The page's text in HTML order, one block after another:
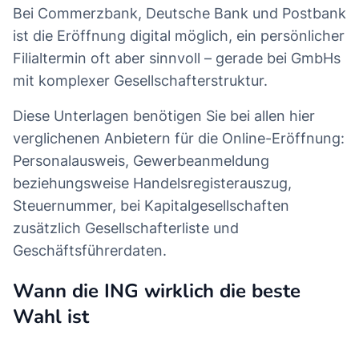
Bei Commerzbank, Deutsche Bank und Postbank
ist die Eröffnung digital möglich, ein persönlicher
Filialtermin oft aber sinnvoll – gerade bei GmbHs
mit komplexer Gesellschafterstruktur.
Diese Unterlagen benötigen Sie bei allen hier
verglichenen Anbietern für die Online-Eröffnung:
Personalausweis, Gewerbeanmeldung
beziehungsweise Handelsregisterauszug,
Steuernummer, bei Kapitalgesellschaften
zusätzlich Gesellschafterliste und
Geschäftsführerdaten.
Wann die ING wirklich die beste
Wahl ist